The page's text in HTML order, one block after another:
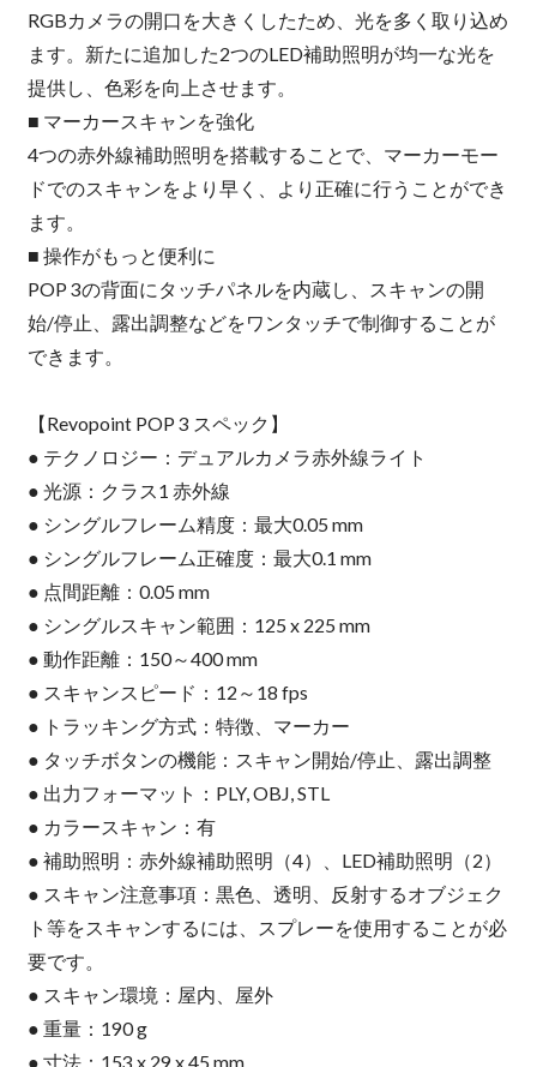
RGBカメラの開口を大きくしたため、光を多く取り込め
ます。新たに追加した2つのLED補助照明が均一な光を
提供し、色彩を向上させます。
■ マーカースキャンを強化
4つの赤外線補助照明を搭載することで、マーカーモー
ドでのスキャンをより早く、より正確に行うことができ
ます。
■ 操作がもっと便利に
POP 3の背面にタッチパネルを内蔵し、スキャンの開
始/停止、露出調整などをワンタッチで制御することが
できます。
【Revopoint POP 3 スペック】
● テクノロジー：デュアルカメラ赤外線ライト
● 光源：クラス1 赤外線
● シングルフレーム精度：最大0.05 mm
● シングルフレーム正確度：最大0.1 mm
● 点間距離：0.05 mm
● シングルスキャン範囲：125 x 225 mm
● 動作距離：150～400 mm
● スキャンスピード：12～18 fps
● トラッキング方式：特徴、マーカー
● タッチボタンの機能：スキャン開始/停止、露出調整
● 出力フォーマット：PLY, OBJ, STL
● カラースキャン：有
● 補助照明：赤外線補助照明（4）、LED補助照明（2）
● スキャン注意事項：黒色、透明、反射するオブジェク
ト等をスキャンするには、スプレーを使用することが必
要です。
● スキャン環境：屋内、屋外
● 重量：190 g
● 寸法：153 x 29 x 45 mm